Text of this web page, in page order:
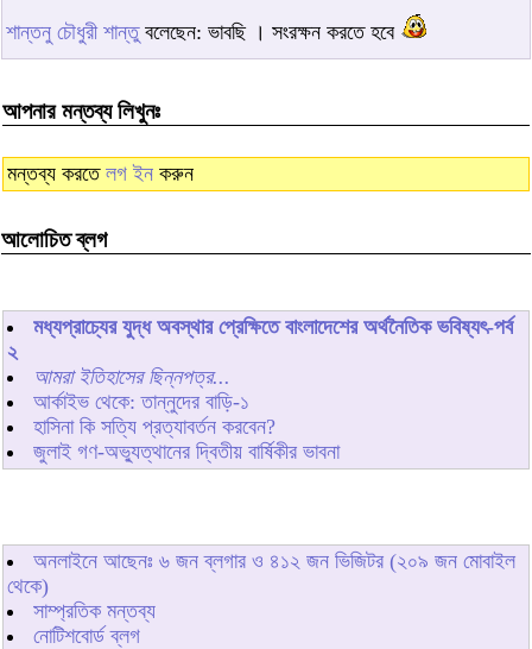
শান্তনু চৌধুরী শান্তুবলেছেন: ভাবছি । সংরক্ষন করতে হবে
আপনার মন্তব্য লিখুনঃ
মন্তব্য করতে লগ ইন করুন
আলোচিত ব্লগ
মধ্যপ্রাচ্যের যুদ্ধ অবস্থার প্রেক্ষিতে বাংলাদেশের অর্থনৈতিক ভবিষ্যৎ-পর্ব
২
আমরা ইতিহাসের ছিন্নপত্র...
আর্কাইভ থেকে: তান্নুদের বাড়ি-১
হাসিনা কি সত্যি প্রত্যাবর্তন করবেন?
জুলাই গণ-অভ্যুত্থানের দ্বিতীয় বার্ষিকীর ভাবনা
অনলাইনে আছেনঃ ৬ জন ব্লগার ও ৪১২ জন ভিজিটর (২০৯ জন মোবাইল
থেকে)
সাম্প্রতিক মন্তব্য
নোটিশবোর্ড ব্লগ